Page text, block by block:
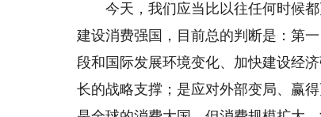
今天，我们应当比以往任何时候都
建设消费强国，目前总的判断是：第
段和国际发展环境变化、加快建设经
长的战略支撑；是应对外部变局、赢